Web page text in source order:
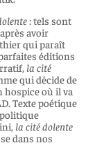
: tels sont
avoir
qui paraît
éditions
la cité
qui décide de
où il va
Texte poétique
politique
la cité dolente
dans nos